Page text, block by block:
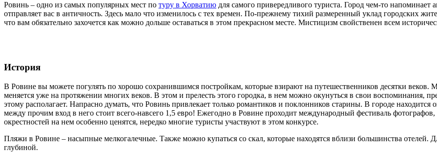
Ровинь – одно из самых популярных мест по туру в Хорватию для самого привередливого туриста. Город чем-то
отправляет вас в античность. Здесь мало что изменилось с тех времен. По-прежнему тихий размеренный уклад городских
что вам обязательно захочется как можно дольше оставаться в этом прекрасном месте. Мистицизм свойственен всем
История
В Ровине вы можете погулять по хорошо сохранившимся постройкам, которые взирают на путешественников десятки
меняется уже на протяжении многих веков. В этом и прелесть этого городка, в нем можно окунуться в свои воспоминания,
этому располагает. Напрасно думать, что Ровинь привлекает только романтиков и поклонников старины. В городе
между прочим вход в него стоит всего-навсего 1,5 евро! Ежегодно в Ровине проходит международный фестиваль
окрестностей на нем особенно ценятся, нередко многие туристы участвуют в этом конкурсе.
Пляжи в Ровине – насыпные мелкогалечные. Также можно купаться со скал, которые находятся вблизи большинства отелей.
глубиной.